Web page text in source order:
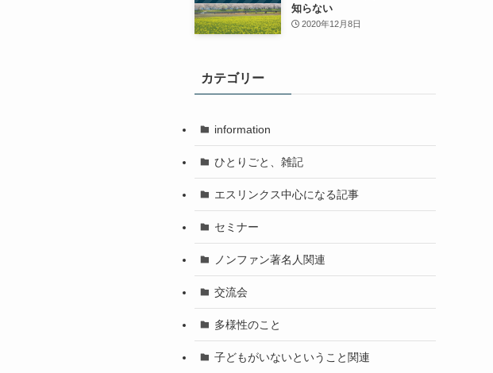
知らない
2020年12月8日
カテゴリー
information
ひとりごと、雑記
エスリンクス中心になる記事
セミナー
ノンファン著名人関連
交流会
多様性のこと
子どもがいないということ関連